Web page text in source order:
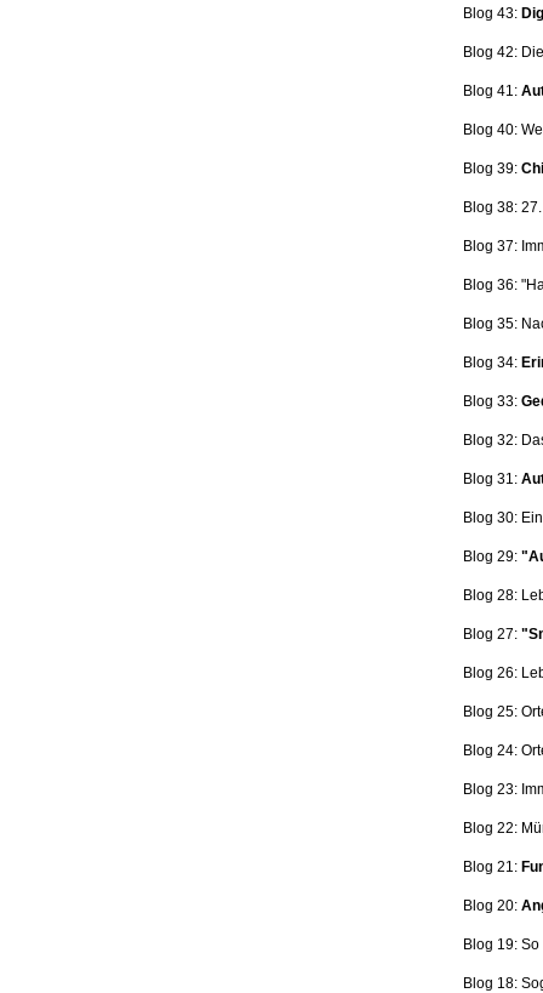
Blog 43:
Blog 42:
Blog 41:
Blog 40:
Blog 39:
Blog 38:
Blog 37:
Blog 36:
Blog 35:
Blog 34:
Blog 33:
Blog 32:
Blog 31:
Blog 30: Ein
Blog 29:
Blog 28:
Blog 27:
Blog 26:
Blog 25:
Blog 24:
Blog 23:
Blog 22:
Blog 21:
Blog 20:
Blog 19:
Blog 18: